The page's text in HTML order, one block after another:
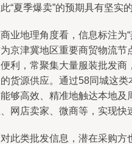
“夏季爆卖”的预期具有坚实
业地理角度看，信息标注为
京津冀地区重要商贸物流节
利，常聚集大量服装批发商
货源供应。通过58同城这
够高效、精准地触达本地
网店卖家、微商等，实现快
此类批发信息，潜在采购方